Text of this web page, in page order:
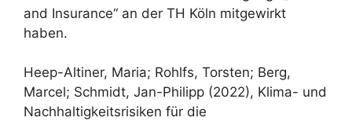
and Insurance“ an der TH Köln mitgewirkt
haben.
Heep-Altiner, Maria; Rohlfs, Torsten; Berg,
Marcel; Schmidt, Jan-Philipp (2022), Klima- und
Nachhaltigkeitsrisiken für die